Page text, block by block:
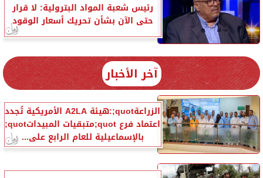
رئيس شعبة المواد البترولية: لا قرار
حتى الآن بشأن تحريك أسعار الوقود
آخر الأخبار
الزراعةquot;:هيئة A2LA الأمريكية تُجدد
اعتماد فرع quot;متبقيات المبيداتquot;
بالإسماعيلية للعام الرابع على...